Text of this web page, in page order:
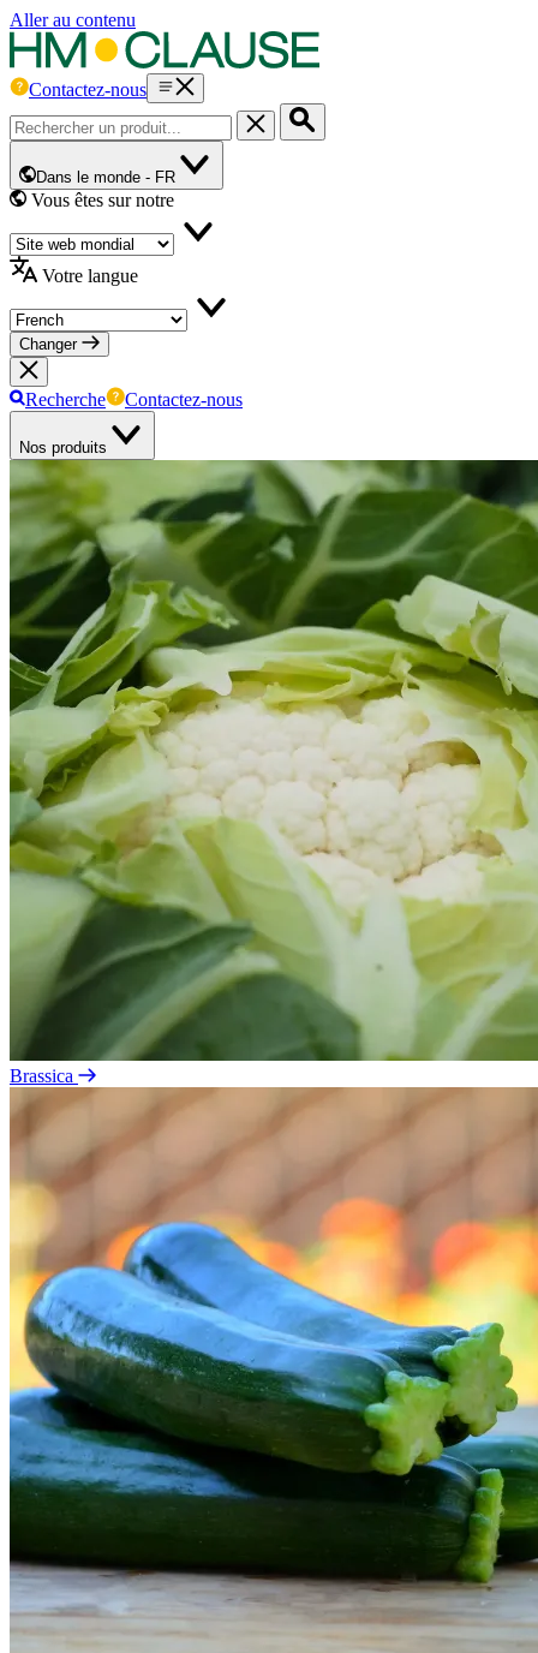
Aller au contenu
Contactez-nous
Dans le monde - FR
Vous êtes sur notre
Votre langue
Changer
Recherche Contactez-nous
Nos produits
Brassica